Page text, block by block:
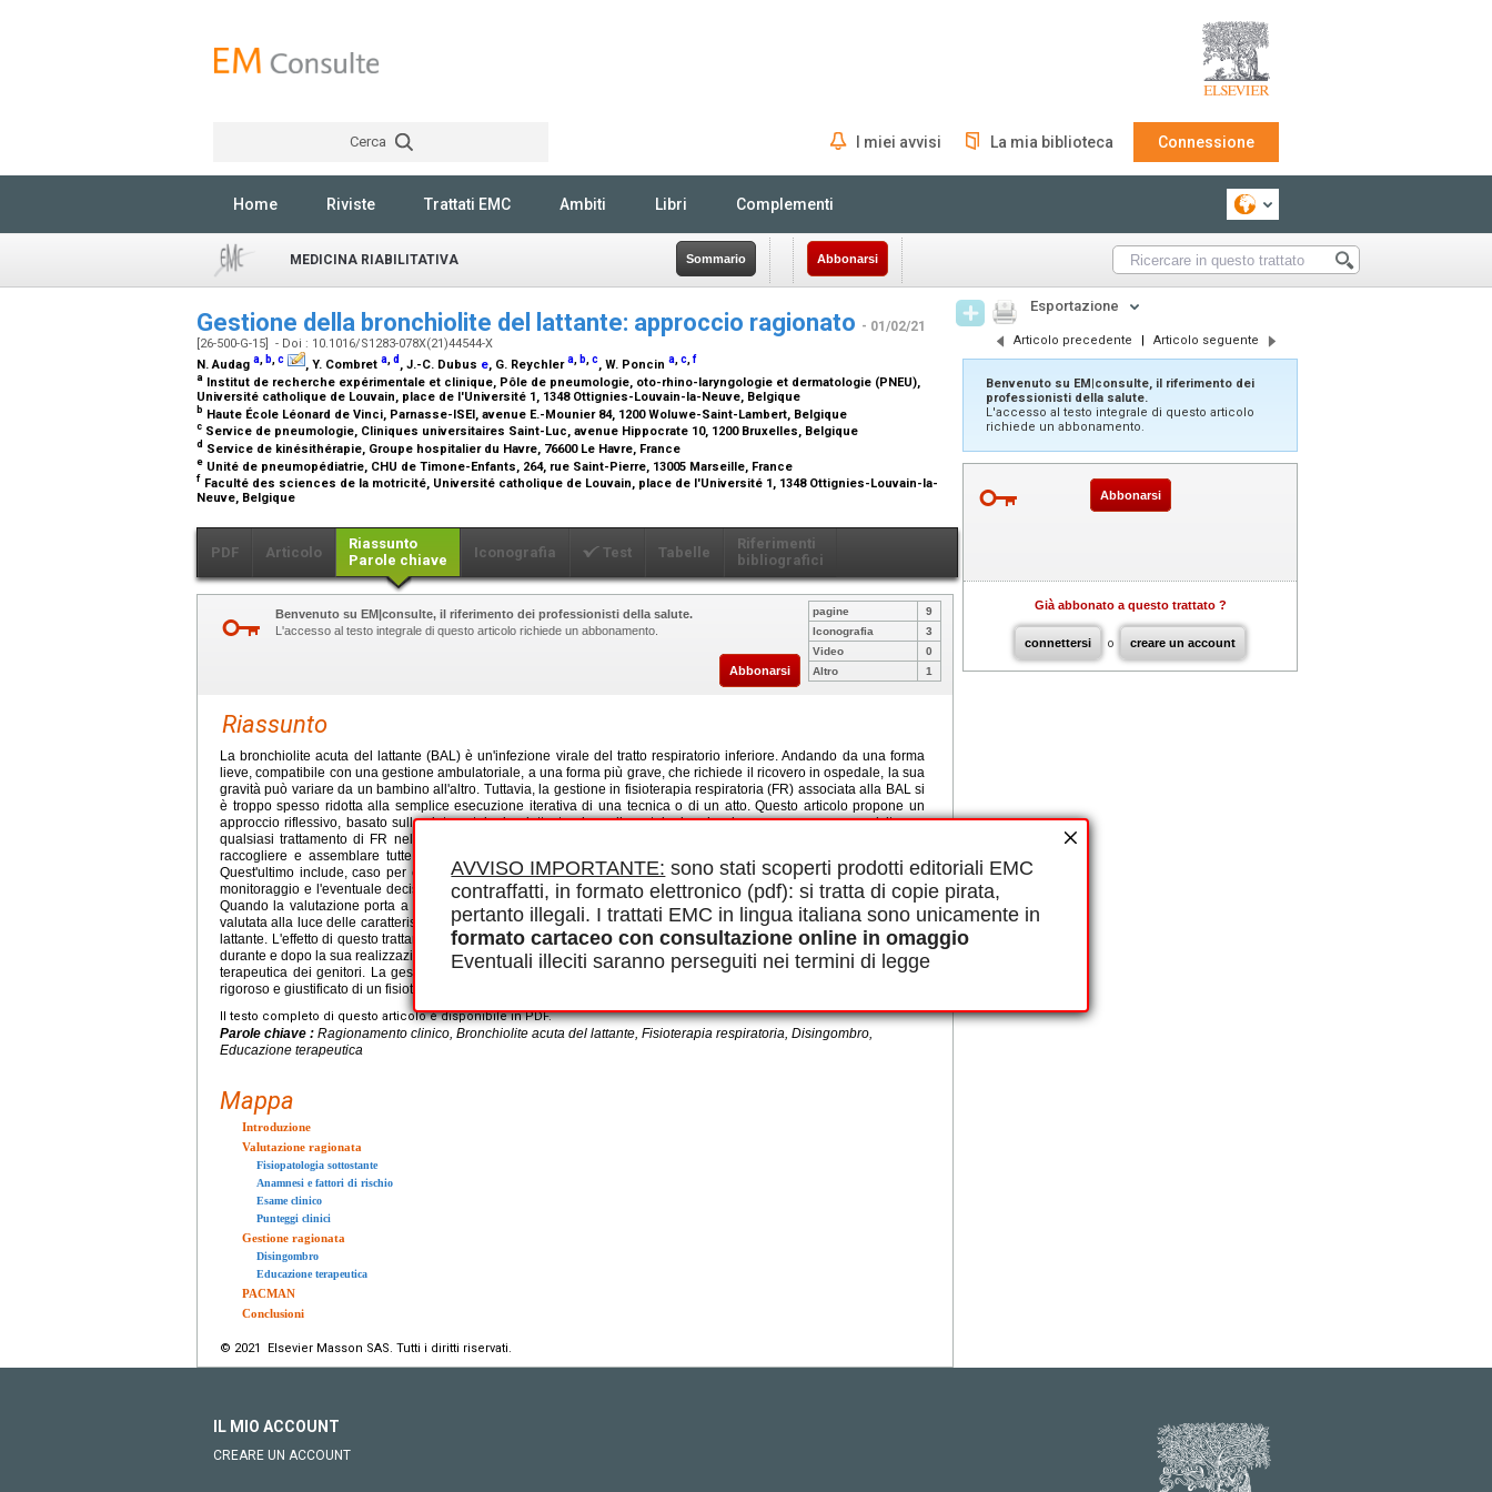
AVVISO IMPORTANTE: sono stati scoperti prodotti editoriali EMC
contraffatti, in formato elettronico (pdf): si tratta di copie pirata,
pertanto illegali. I trattati EMC in lingua italiana sono unicamente in
formato cartaceo con consultazione online in omaggio
Eventuali illeciti saranno perseguiti nei termini di legge
Cerca I miei avvisi La mia biblioteca Connessione
Home Riviste Trattati EMC Ambiti Libri Complementi
MEDICINA RIABILITATIVA Sommario Abbonarsi
Gestione della bronchiolite del lattante: approccio ragionato - 01/02/21
[26-500-G-15] - Doi : 10.1016/S1283-078X(21)44544-X
N. Audag a, b,c , Y. Combret a,d , J.-C. Dubus e, G. Reychlera, b,c, W. Poncin a,c,f
a Institut de recherche expérimentale et clinique, Pôle de pneumologie, oto-rhino-laryngologie et dermatologie (PNEU),
Université catholique de Louvain, place de l'Université 1, 1348 Ottignies-Louvain-la-Neuve, Belgique
b Haute École Léonard de Vinci, Parnasse-ISEI, avenue E.-Mounier 84, 1200 Woluwe-Saint-Lambert, Belgique
c Service de pneumologie, Cliniques universitaires Saint-Luc, avenue Hippocrate 10, 1200 Bruxelles, Belgique
d Service de kinésithérapie, Groupe hospitalier du Havre, 76600 Le Havre, France
e Unité de pneumopédiatrie, CHU de Timone-Enfants, 264, rue Saint-Pierre, 13005 Marseille, France
f Faculté des sciences de la motricité, Université catholique de Louvain, place de l'Université 1, 1348 Ottignies-Louvain-la-
Neuve, Belgique
PDF Articolo
Riassunto
Parole chiave
Iconografia Test Tabelle
Riferimenti
bibliografici
Benvenuto su EM|consulte, il riferimento dei professionisti della salute.
L'accesso al testo integrale di questo articolo richiede un abbonamento.
Abbonarsi
pagine
9
Iconografia
3
Video
0
Altro
1
Riassunto
La bronchiolite acuta del lattante (BAL) è un'infezione virale del tratto respiratorio inferiore. Andando da una forma
lieve, compatibile con una gestione ambulatoriale, a una forma più grave, che richiede il ricovero in ospedale, la sua
gravità può variare da un bambino all'altro. Tuttavia, la gestione in fisioterapia respiratoria (FR) associata alla BAL si
è troppo spesso ridotta alla semplice esecuzione iterativa di una tecnica o di un atto. Questo articolo propone un
approccio riflessivo, basato sulla sintomatologia piuttosto che sulla patologia, che deve essere un prerequisito per
qualsiasi trattamento di FR nella BAL. Qualsiasi cura dovrebbe, infatti, iniziare con una valutazione rigorosa per
raccogliere e assemblare tutte le informazioni pertinenti che modulano il contenuto dell'intervento fisioterapico.
Quest'ultimo include, caso per caso, il disingombro nasale e/o bronchiale, l'educazione terapeutica, la nozione di
monitoraggio e l'eventuale decisione di non applicare alcuna tecnica reindirizzando il bambino al Pronto Soccorso.
Quando la valutazione porta a una gestione, qualsiasi tecnica o manovra utilizzata deve essere scelta, adattata e
valutata alla luce delle caratteristiche anatomiche e fisiopatologiche legate all'immaturità del sistema respiratorio del
lattante. L'effetto di questo trattamento deve, quindi, essere costantemente rivalutato ed eventualmente riconsiderato
durante e dopo la sua realizzazione. Si noti che questo è anche un momento privilegiato di scambio per l'educazione
terapeutica dei genitori. La gestione in FR della BAL non può, quindi, essere improvvisata. Si basa sull'approccio
rigoroso e giustificato di un fisioterapista esperto e preparato.
Il testo completo di questo articolo è disponibile in PDF.
Parole chiave : Ragionamento clinico, Bronchiolite acuta del lattante, Fisioterapia respiratoria, Disingombro,
Educazione terapeutica
Mappa
Introduzione
Valutazione ragionata
Fisiopatologia sottostante
Anamnesi e fattori di rischio
Esame clinico
Punteggi clinici
Gestione ragionata
Disingombro
Educazione terapeutica
PACMAN
Conclusioni
© 2021 Elsevier Masson SAS. Tutti i diritti riservati.
Esportazione
Articolo precedente | Articolo seguente
Benvenuto su EM|consulte, il riferimento dei
professionisti della salute.
L'accesso al testo integrale di questo articolo
richiede un abbonamento.
Abbonarsi
Già abbonato a questo trattato ?
connettersi o creare un account
IL MIO ACCOUNT
CREARE UN ACCOUNT